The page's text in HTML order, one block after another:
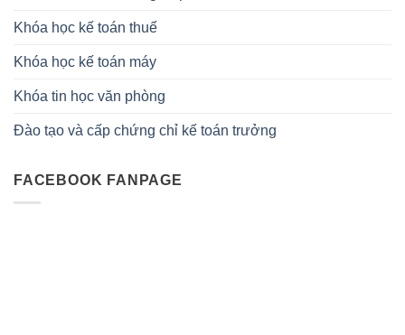
Khóa học kế toán thuế
Khóa học kế toán máy
Khóa tin học văn phòng
Đào tạo và cấp chứng chỉ kế toán trưởng
FACEBOOK FANPAGE